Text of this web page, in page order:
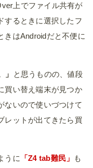
上でファイル共有が
するときに選択したフ
きはAndroidだと不便に
と思うものの、値段
買い替え端末が見つか
ないので使いづつけて
レットが出てきたら買
うに 「Z4 tab難民」
も